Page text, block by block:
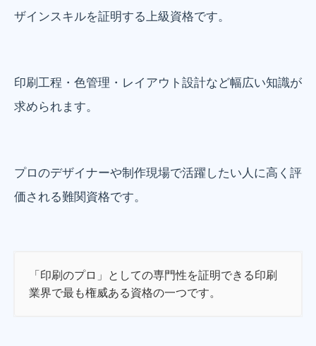
ザインスキルを証明する上級資格です。
印刷工程・色管理・レイアウト設計など幅広い知識が
求められます。
プロのデザイナーや制作現場で活躍したい人に高く評
価される難関資格です。
「印刷のプロ」としての専門性を証明できる印刷
業界で最も権威ある資格の一つです。